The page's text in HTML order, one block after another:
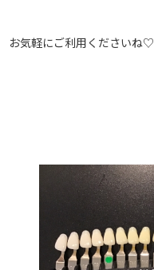
お気軽にご利用くださいね♡